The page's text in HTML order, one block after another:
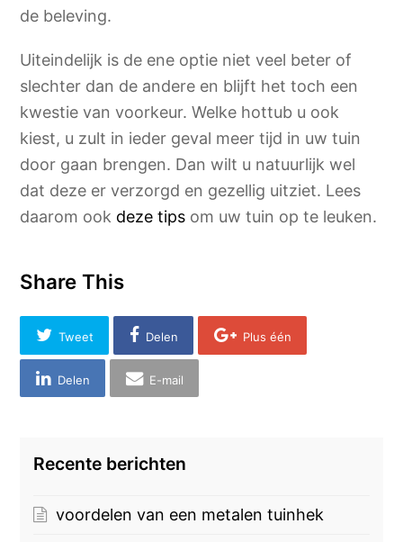
de beleving.
Uiteindelijk is de ene optie niet veel beter of
slechter dan de andere en blijft het toch een
kwestie van voorkeur. Welke hottub u ook
kiest, u zult in ieder geval meer tijd in uw tuin
door gaan brengen. Dan wilt u natuurlijk wel
dat deze er verzorgd en gezellig uitziet. Lees
daarom ook deze tips om uw tuin op te leuken.
Share This
Tweet Delen Plus één
Delen E-mail
Recente berichten
voordelen van een metalen tuinhek